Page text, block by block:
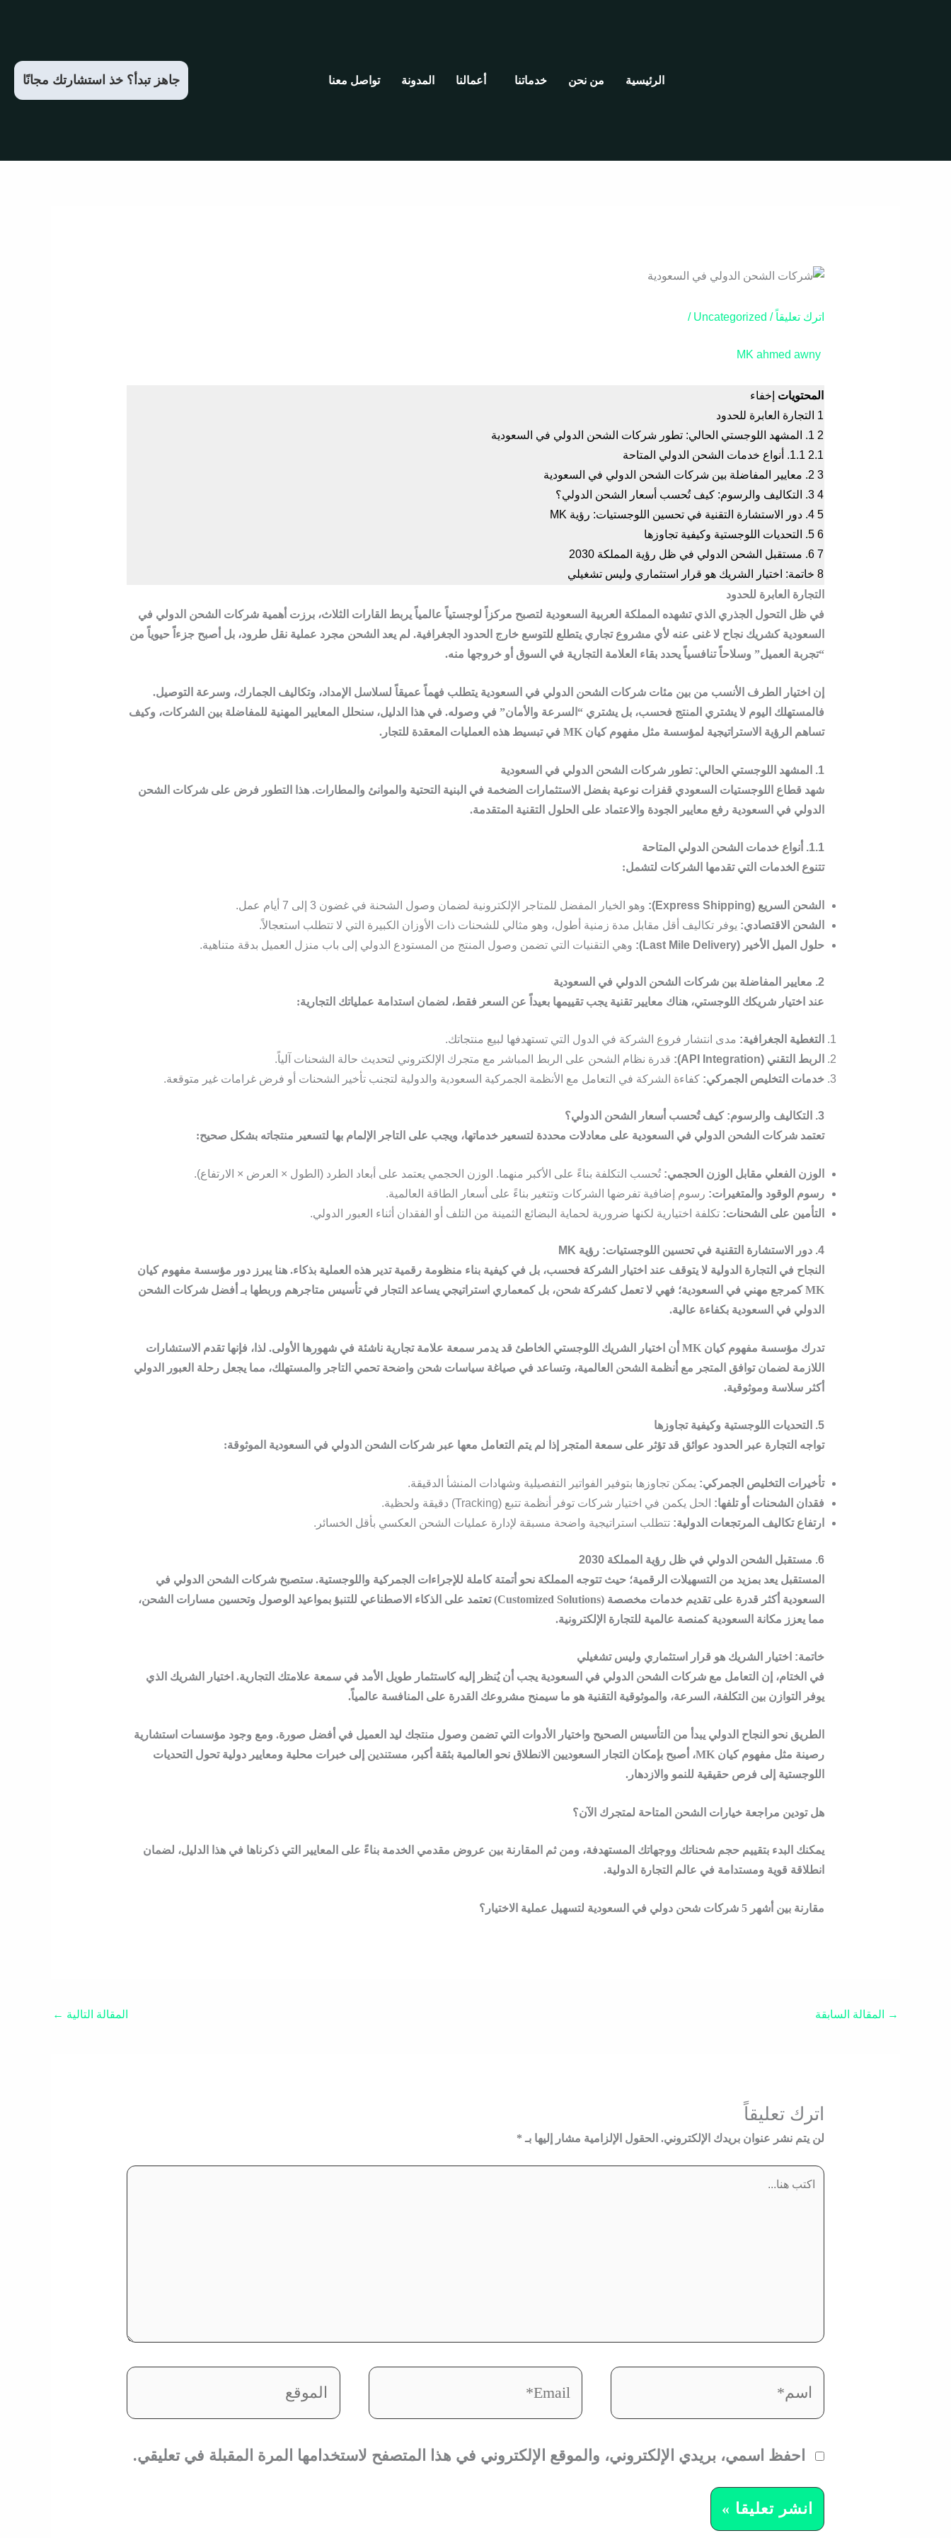
الرئيسية من نحن خدماتنا أعمالنا المدونة تواصل معنا جاهز تبدأ؟ خذ استشارتك مجانًا
اترك تعليقاً /
Uncategorized
/
MK ahmed awny
المحتويات إخفاء
1 التجارة العابرة للحدود
2 1. المشهد اللوجستي الحالي: تطور شركات الشحن الدولي في السعودية
2.1 1.1. أنواع خدمات الشحن الدولي المتاحة
3 2. معايير المفاضلة بين شركات الشحن الدولي في السعودية
4 3. التكاليف والرسوم: كيف تُحسب أسعار الشحن الدولي؟
5 4. دور الاستشارة التقنية في تحسين اللوجستيات: رؤية MK
6 5. التحديات اللوجستية وكيفية تجاوزها
7 6. مستقبل الشحن الدولي في ظل رؤية المملكة 2030
8 خاتمة: اختيار الشريك هو قرار استثماري وليس تشغيلي
التجارة العابرة للحدود
في ظل التحول الجذري الذي تشهده المملكة العربية السعودية لتصبح مركزاً لوجستياً عالمياً يربط القارات الثلاث، برزت أهمية شركات الشحن الدولي في
السعودية كشريك نجاح لا غنى عنه لأي مشروع تجاري يتطلع للتوسع خارج الحدود الجغرافية. لم يعد الشحن مجرد عملية نقل طرود، بل أصبح جزءاً حيوياً من
“تجربة العميل” وسلاحاً تنافسياً يحدد بقاء العلامة التجارية في السوق أو خروجها منه.
إن اختيار الطرف الأنسب من بين مئات شركات الشحن الدولي في السعودية يتطلب فهماً عميقاً لسلاسل الإمداد، وتكاليف الجمارك، وسرعة التوصيل.
فالمستهلك اليوم لا يشتري المنتج فحسب، بل يشتري “السرعة والأمان” في وصوله. في هذا الدليل، سنحلل المعايير المهنية للمفاضلة بين الشركات، وكيف
تساهم الرؤية الاستراتيجية لمؤسسة مثل مفهوم كيان MK في تبسيط هذه العمليات المعقدة للتجار.
1. المشهد اللوجستي الحالي: تطور شركات الشحن الدولي في السعودية
شهد قطاع اللوجستيات السعودي قفزات نوعية بفضل الاستثمارات الضخمة في البنية التحتية والموانئ والمطارات. هذا التطور فرض على شركات الشحن
الدولي في السعودية رفع معايير الجودة والاعتماد على الحلول التقنية المتقدمة.
1.1. أنواع خدمات الشحن الدولي المتاحة
تتنوع الخدمات التي تقدمها الشركات لتشمل:
الشحن السريع (Express Shipping):
وهو الخيار المفضل للمتاجر الإلكترونية لضمان وصول الشحنة في غضون 3 إلى 7 أيام عمل.
الشحن الاقتصادي: يوفر تكاليف أقل مقابل مدة زمنية أطول، وهو مثالي للشحنات ذات الأوزان الكبيرة التي لا تتطلب استعجالاً.
حلول الميل الأخير (Last Mile Delivery):
وهي التقنيات التي تضمن وصول المنتج من المستودع الدولي إلى باب منزل العميل بدقة متناهية.
2. معايير المفاضلة بين شركات الشحن الدولي في السعودية
عند اختيار شريكك اللوجستي، هناك معايير تقنية يجب تقييمها بعيداً عن السعر فقط، لضمان استدامة عملياتك التجارية:
التغطية الجغرافية: مدى انتشار فروع الشركة في الدول التي تستهدفها لبيع منتجاتك.
الربط التقني (API Integration):
قدرة نظام الشحن على الربط المباشر مع متجرك الإلكتروني لتحديث حالة الشحنات آلياً.
خدمات التخليص الجمركي: كفاءة الشركة في التعامل مع الأنظمة الجمركية السعودية والدولية لتجنب تأخير الشحنات أو فرض غرامات غير متوقعة.
3. التكاليف والرسوم: كيف تُحسب أسعار الشحن الدولي؟
تعتمد شركات الشحن الدولي في السعودية على معادلات محددة لتسعير خدماتها، ويجب على التاجر الإلمام بها لتسعير منتجاته بشكل صحيح:
الوزن الفعلي مقابل الوزن الحجمي: تُحسب التكلفة بناءً على الأكبر منهما. الوزن الحجمي يعتمد على أبعاد الطرد (الطول × العرض × الارتفاع).
رسوم الوقود والمتغيرات: رسوم إضافية تفرضها الشركات وتتغير بناءً على أسعار الطاقة العالمية.
التأمين على الشحنات: تكلفة اختيارية لكنها ضرورية لحماية البضائع الثمينة من التلف أو الفقدان أثناء العبور الدولي.
4. دور الاستشارة التقنية في تحسين اللوجستيات: رؤية MK
النجاح في التجارة الدولية لا يتوقف عند اختيار الشركة فحسب، بل في كيفية بناء منظومة رقمية تدير هذه العملية بذكاء. هنا يبرز دور مؤسسة مفهوم كيان
MKكمرجع مهني في السعودية؛ فهي لا تعمل كشركة شحن، بل كمعماري استراتيجي يساعد التجار في تأسيس متاجرهم وربطها بـ أفضل شركات الشحن
الدولي في السعودية بكفاءة عالية.
تدرك مؤسسة مفهوم كيان MK
أن اختيار الشريك اللوجستي الخاطئ قد يدمر سمعة علامة تجارية ناشئة في شهورها الأولى. لذا، فإنها تقدم الاستشارات
اللازمة لضمان توافق المتجر مع أنظمة الشحن العالمية، وتساعد في صياغة سياسات شحن واضحة تحمي التاجر والمستهلك، مما يجعل رحلة العبور الدولي
أكثر سلاسة وموثوقية.
5. التحديات اللوجستية وكيفية تجاوزها
تواجه التجارة عبر الحدود عوائق قد تؤثر على سمعة المتجر إذا لم يتم التعامل معها عبر شركات الشحن الدولي في السعودية الموثوقة:
تأخيرات التخليص الجمركي: يمكن تجاوزها بتوفير الفواتير التفصيلية وشهادات المنشأ الدقيقة.
فقدان الشحنات أو تلفها: الحل يكمن في اختيار شركات توفر أنظمة تتبع (Tracking) دقيقة ولحظية.
ارتفاع تكاليف المرتجعات الدولية: تتطلب استراتيجية واضحة مسبقة لإدارة عمليات الشحن العكسي بأقل الخسائر.
6. مستقبل الشحن الدولي في ظل رؤية المملكة 2030
المستقبل يعد بمزيد من التسهيلات الرقمية؛ حيث تتوجه المملكة نحو أتمتة كاملة للإجراءات الجمركية واللوجستية. ستصبح شركات الشحن الدولي في
السعودية
أكثر قدرة على تقديم خدمات مخصصة (Customized Solutions) تعتمد على الذكاء الاصطناعي للتنبؤ بمواعيد الوصول وتحسين مسارات الشحن،
مما يعزز مكانة السعودية كمنصة عالمية للتجارة الإلكترونية.
خاتمة: اختيار الشريك هو قرار استثماري وليس تشغيلي
في الختام، إن التعامل مع شركات الشحن الدولي في السعودية يجب أن يُنظر إليه كاستثمار طويل الأمد في سمعة علامتك التجارية. اختيار الشريك الذي
يوفر التوازن بين التكلفة، السرعة، والموثوقية التقنية هو ما سيمنح مشروعك القدرة على المنافسة عالمياً.
الطريق نحو النجاح الدولي يبدأ من التأسيس الصحيح واختيار الأدوات التي تضمن وصول منتجك ليد العميل في أفضل صورة. ومع وجود مؤسسات استشارية
رصينة مثل مفهوم كيان MK
، أصبح بإمكان التجار السعوديين الانطلاق نحو العالمية بثقة أكبر، مستندين إلى خبرات محلية ومعايير دولية تحول التحديات
اللوجستية إلى فرص حقيقية للنمو والازدهار.
هل تودين مراجعة خيارات الشحن المتاحة لمتجرك الآن؟
يمكنك البدء بتقييم حجم شحناتك ووجهاتك المستهدفة، ومن ثم المقارنة بين عروض مقدمي الخدمة بناءً على المعايير التي ذكرناها في هذا الدليل، لضمان
انطلاقة قوية ومستدامة في عالم التجارة الدولية.
مقارنة بين أشهر 5 شركات شحن دولي في السعودية لتسهيل عملية الاختيار؟
→ المقالة السابقة المقالة التالية ←
اترك تعليقاً
لن يتم نشر عنوان بريدك الإلكتروني. الحقول الإلزامية مشار إليها بـ *
اكتب
هنا...
اسم* Email* الموقع
احفظ اسمي، بريدي الإلكتروني، والموقع الإلكتروني في هذا المتصفح لاستخدامها المرة المقبلة في تعليقي.